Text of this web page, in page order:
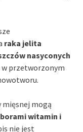
raka jelita
nasyconych
w przetworzonym
mięsnej mogą
witamin i
nie jest